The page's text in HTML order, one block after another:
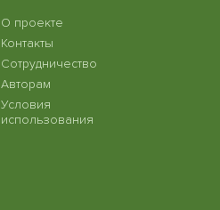
О проекте
Контакты
Сотрудничество
Авторам
Условия
использования